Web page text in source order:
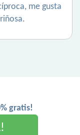
me gusta
gratis!